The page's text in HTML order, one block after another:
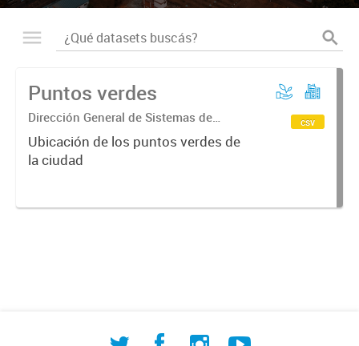
Puntos verdes
Dirección General de Sistemas de
Información Geográfica
Ubicación de los puntos verdes de
la ciudad
csv